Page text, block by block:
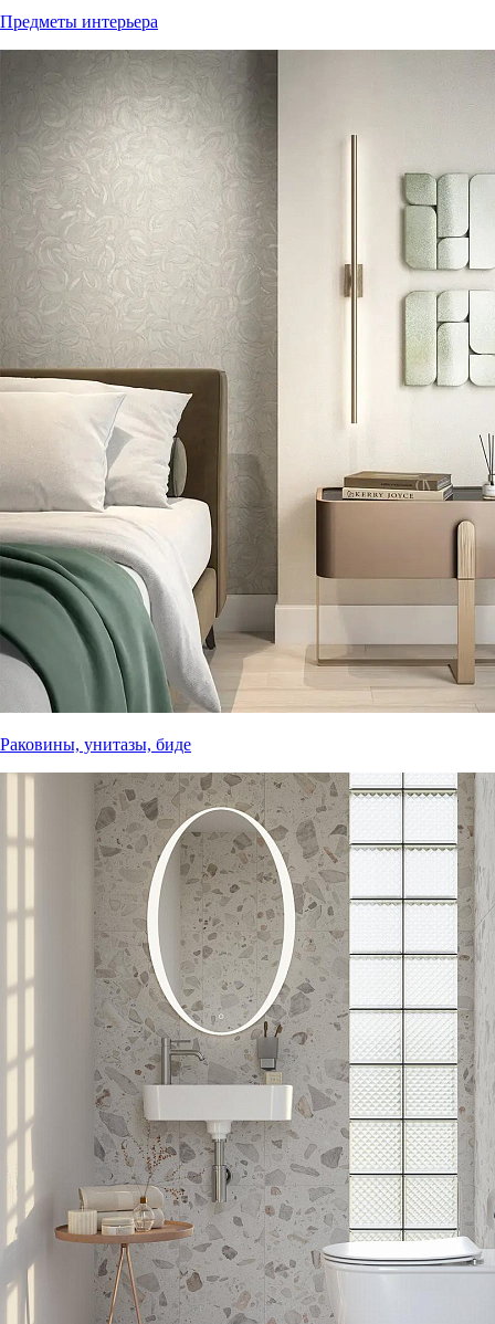
Предметы интерьера
Раковины, унитазы, биде